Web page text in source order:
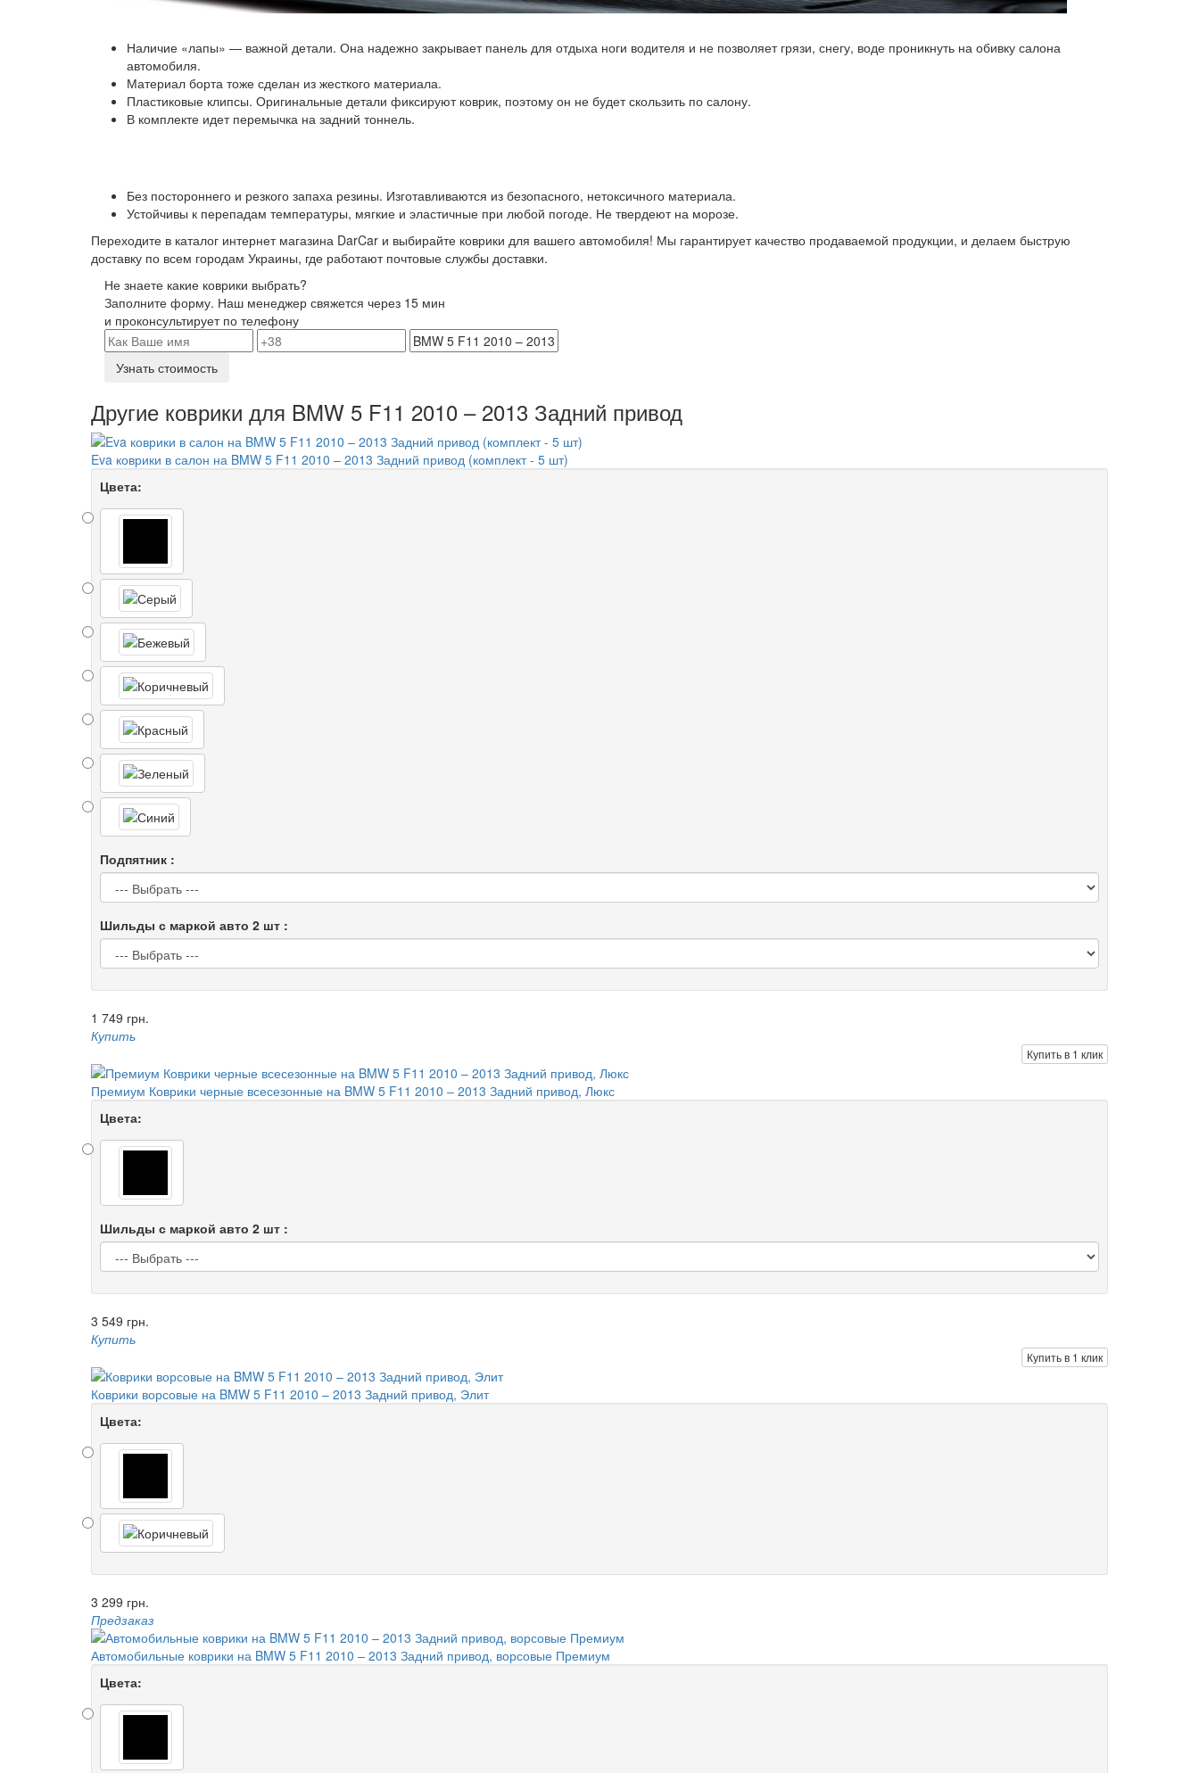
Наличие «лапы» — важной детали. Она надежно закрывает панель для отдыха ноги водителя и не позволяет грязи, снегу, воде проникнуть на обивку салона
автомобиля.
Материал борта тоже сделан из жесткого материала.
Пластиковые клипсы. Оригинальные детали фиксируют коврик, поэтому он не будет скользить по салону.
В комплекте идет перемычка на задний тоннель.
Без постороннего и резкого запаха резины. Изготавливаются из безопасного, нетоксичного материала.
Устойчивы к перепадам температуры, мягкие и эластичные при любой погоде. Не твердеют на морозе.
Переходите в каталог интернет магазина DarCar и выбирайте коврики для вашего автомобиля! Мы гарантирует качество продаваемой продукции, и делаем быструю
доставку по всем городам Украины, где работают почтовые службы доставки.
Не знаете какие коврики выбрать?
Заполните форму. Наш менеджер свяжется через 15 мин
и проконсультирует по телефону
Узнать стоимость
Другие коврики для BMW 5 F11 2010 – 2013 Задний привод
Eva коврики в салон на BMW 5 F11 2010 – 2013 Задний привод (комплект - 5 шт)
Цвета:
Подпятник :
Шильды с маркой авто 2 шт :
1 749 грн.
Купить
Купить в 1 клик
Премиум Коврики черные всесезонные на BMW 5 F11 2010 – 2013 Задний привод, Люкс
Цвета:
Шильды с маркой авто 2 шт :
3 549 грн.
Купить
Купить в 1 клик
Коврики ворсовые на BMW 5 F11 2010 – 2013 Задний привод, Элит
Цвета:
3 299 грн.
Предзаказ
Автомобильные коврики на BMW 5 F11 2010 – 2013 Задний привод, ворсовые Премиум
Цвета: